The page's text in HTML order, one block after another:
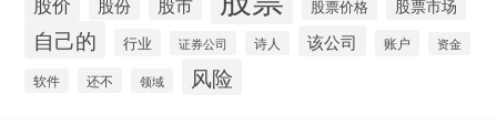
股份 股票价格 股票市场
自己的 行业 证券公司 诗人 该公司 账户 资金
软件 还不 领域 风险